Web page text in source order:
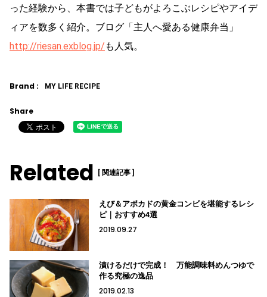
った経験から、本書では子どもがよろこぶレシピやアイデ
ィアを数多く紹介。ブログ「主人へ愛ある健康弁当」
http://riesan.exblog.jp/ も人気。
Brand : MY LIFE RECIPE
Share
Related [ 関連記事 ]
えび＆アボカドの黄金コンビを堪能するレシ
ピ｜おすすめ4選
2019.09.27
漬けるだけで完成！ 万能調味料めんつゆで
作る究極の逸品
2019.02.13